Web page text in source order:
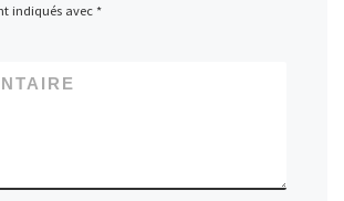
indiqués avec *